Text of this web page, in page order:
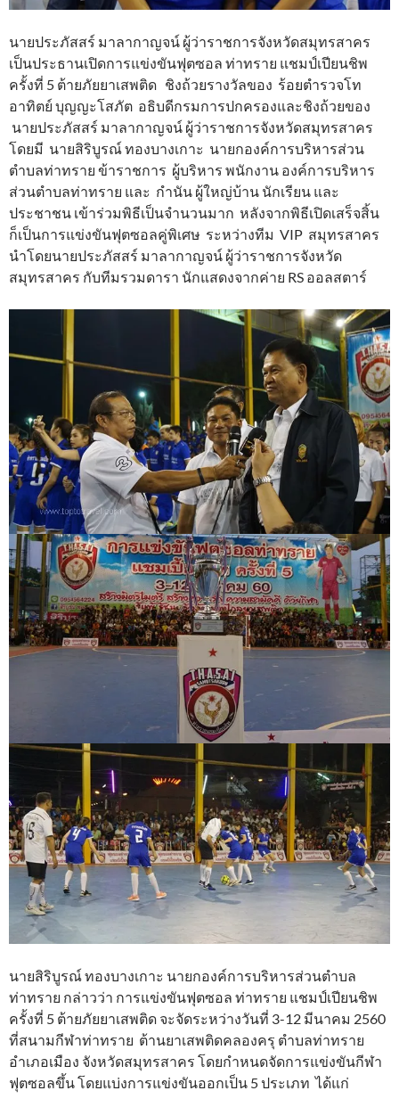
นายประภัสสร์ มาลากาญจน์ ผู้ว่าราชการจังหวัดสมุทรสาคร
เป็นประธานเปิดการแข่งขันฟุตซอล ท่าทราย แชมป์เปียนชิพ
ครั้งที่ 5 ต้ายภัยยาเสพติด ชิงถ้วยรางวัลของ ร้อยตำรวจโท
อาทิตย์ บุญญะโสภัต อธิบดีกรมการปกครองและชิงถ้วยของ
นายประภัสสร์ มาลากาญจน์ ผู้ว่าราชการจังหวัดสมุทรสาคร
โดยมี นายสิริบูรณ์ ทองบางเกาะ นายกองค์การบริหารส่วน
ตำบลท่าทราย ข้าราชการ ผู้บริหาร พนักงาน องค์การบริหาร
ส่วนตำบลท่าทราย และ กำนัน ผู้ใหญ่บ้าน นักเรียน และ
ประชาชน เข้าร่วมพิธีเป็นจำนวนมาก หลังจากพิธีเปิดเสร็จสิ้น
ก็เป็นการแข่งขันฟุตซอลคู่พิเศษ ระหว่างทีม VIP สมุทรสาคร
นำโดยนายประภัสสร์ มาลากาญจน์ ผู้ว่าราชการจังหวัด
สมุทรสาคร กับทีมรวมดารา นักแสดงจากค่าย RS ออลสตาร์
นายสิริบูรณ์ ทองบางเกาะ นายกองค์การบริหารส่วนตำบล
ท่าทราย กล่าวว่า การแข่งขันฟุตซอล ท่าทราย แชมป์เปียนชิพ
ครั้งที่ 5 ต้ายภัยยาเสพติด จะจัดระหว่างวันที่ 3-12 มีนาคม 2560
ที่สนามกีฬาท่าทราย ต้านยาเสพติดคลองครุ ตำบลท่าทราย
อำเภอเมือง จังหวัดสมุทรสาคร โดยกำหนดจัดการแข่งขันกีฬา
ฟุตซอลขึ้น โดยแบ่งการแข่งขันออกเป็น 5 ประเภท ได้แก่